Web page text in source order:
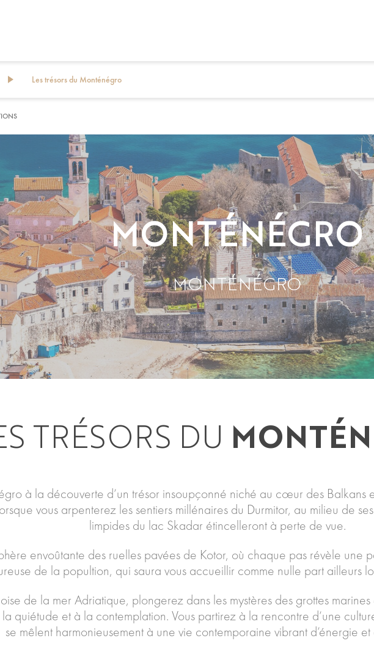
Les trésors du Monténégro
MONTÉNÉGRO
MONTÉNÉGRO
TRÉSORS DU
à la découverte d’un trésor insoupçonné niché au cœur des Balkans
vous arpenterez les sentiers millénaires du Durmitor, au milieu de
limpides du lac Skadar étincelleront à perte de vue.
envoûtante des ruelles pavées de Kotor, où chaque pas révèle une
de la popultion, qui saura vous accueillir comme nulle part ailleurs
de la mer Adriatique, plongerez dans les mystères des grottes
quiétude et à la contemplation. Vous partirez à la rencontre d’une
se mêlent harmonieusement à une vie contemporaine vibrant d’énergie et